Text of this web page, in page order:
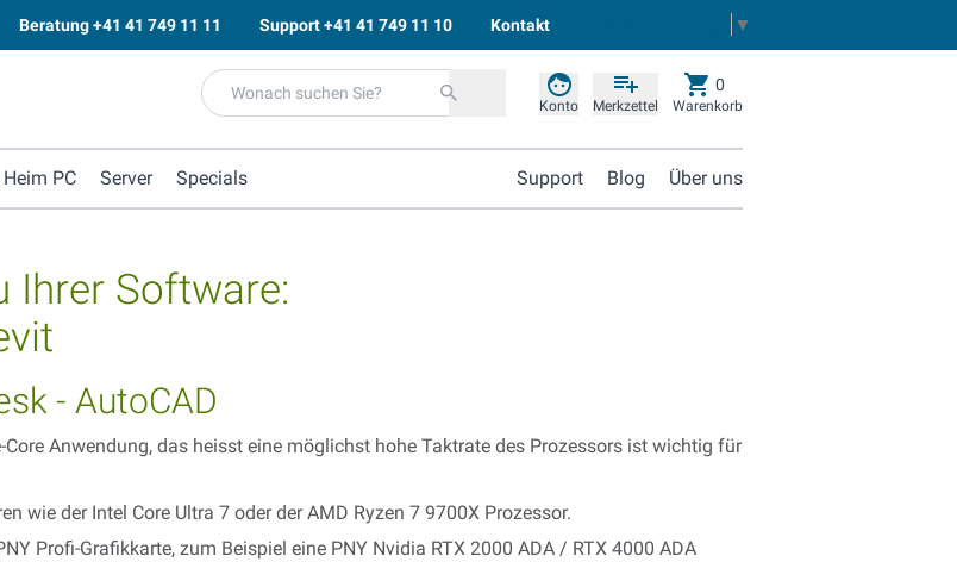
Beratung+41 41 749 11 11 Support+41 41 749 11 10 Kontakt ▼
Konto Merkzettel Warenkorb
0
PC Server Specials Support Blog Über uns
Ihrer Software:
- AutoCAD
Anwendung, das heisst eine möglichst hohe Taktrate des Prozessors ist wichtig für
wie der Intel Core Ultra 7 oder der AMD Ryzen 7 9700X Prozessor.
Profi-Grafikkarte, zum Beispiel eine PNY Nvidia RTX 2000 ADA / RTX 4000 ADA